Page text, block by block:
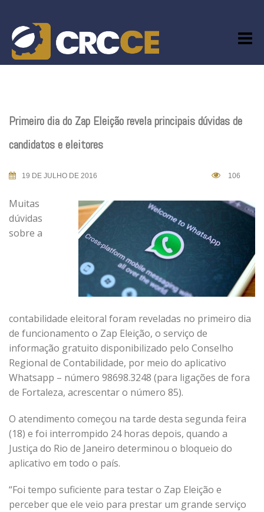
content
Primeiro dia do Zap Eleição revela principais dúvidas de
candidatos e eleitores
19 DE JULHO DE 2016 106
Muitas
dúvidas
sobre a
contabilidade eleitoral foram reveladas no primeiro dia
de funcionamento o Zap Eleição, o serviço de
informação gratuito disponibilizado pelo Conselho
Regional de Contabilidade, por meio do aplicativo
Whatsapp – número 98698.3248 (para ligações de fora
de Fortaleza, acrescentar o número 85).
O atendimento começou na tarde desta segunda feira
(18) e foi interrompido 24 horas depois, quando a
Justiça do Rio de Janeiro determinou o bloqueio do
aplicativo em todo o país.
“Foi tempo suficiente para testar o Zap Eleição e
perceber que ele veio para prestar um grande serviço